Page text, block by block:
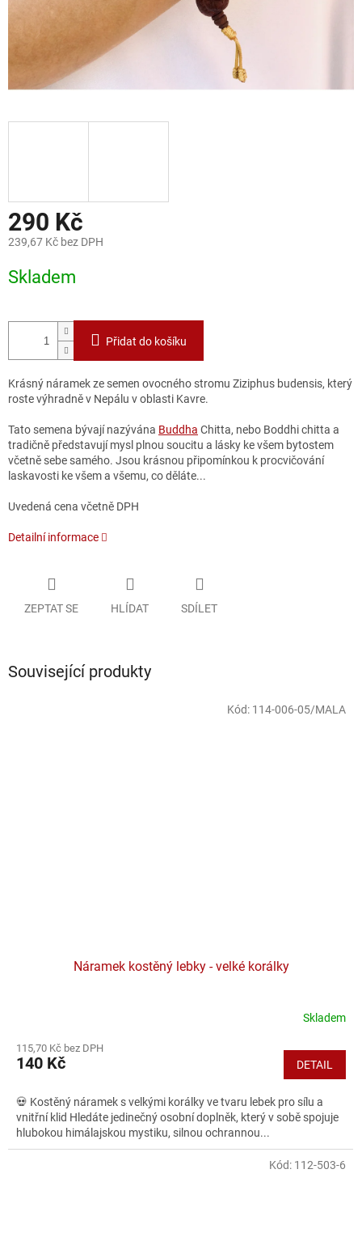
290 Kč
239,67 Kč bez DPH
cena:
Skladem
Přidat do košíku
Krásný náramek ze semen ovocného stromu Ziziphus budensis, který
roste výhradně v Nepálu v oblasti Kavre.
Tato semena bývají nazývána Buddha Chitta, nebo Boddhi chitta a
tradičně představují mysl plnou soucitu a lásky ke všem bytostem
včetně sebe samého. Jsou krásnou připomínkou k procvičování
laskavosti ke všem a všemu, co děláte...
Uvedená cena včetně DPH
Detailní informace
ZEPTAT SE HLÍDAT SDÍLET
Související produkty
Náramek kostěný lebky - velké korálky
Skladem
115,70 Kč bez DPH
140 Kč DETAIL
💀 Kostěný náramek s velkými korálky ve tvaru lebek pro sílu a
vnitřní klid Hledáte jedinečný osobní doplněk, který v sobě spojuje
hlubokou himálajskou mystiku, silnou ochrannou...
Kód: 114-006-05/MALA
Kód: 112-503-6